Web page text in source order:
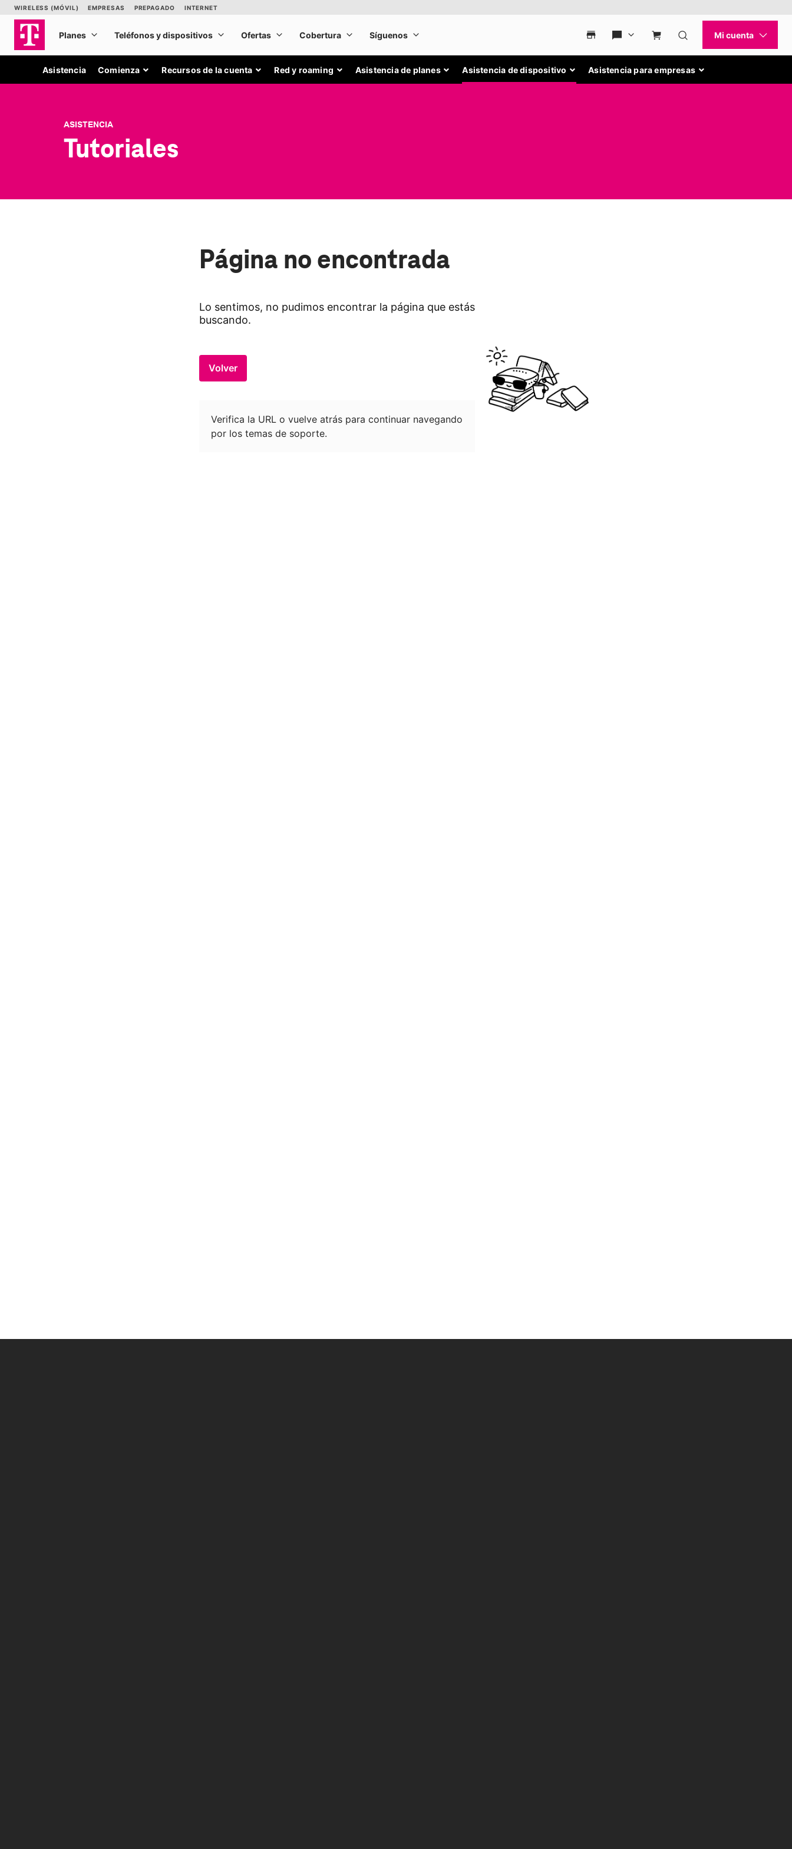
Asistencia Comienza Recursos de la cuenta Red y roaming Asistencia de planes Asistencia de dispositivo Asistencia para empresas
ASISTENCIA
Tutoriales